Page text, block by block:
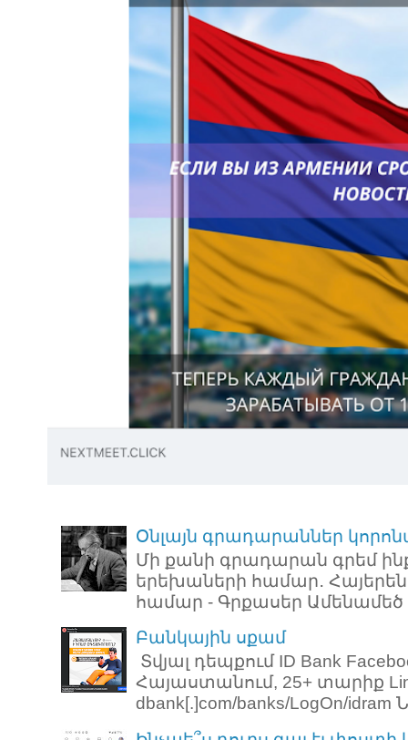
Օնլայն գրադարաններ
Մի քանի գրադարան գրեմ
երեխաների համար․
համար - Գրքասեր Ամենամեծ
Բանկային սքամ
Տվյալ դեպքում ID Bank
Հայաստանում, 25+ տարիք
dbank[.]com/banks/LogOn/idram